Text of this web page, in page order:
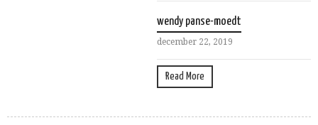
wendy panse-moedt
december 22, 2019
Read More